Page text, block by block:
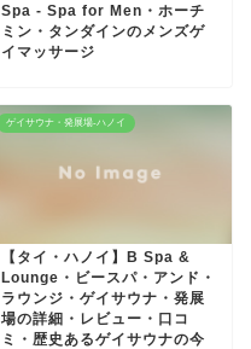
Spa - Spa for Men・ホーチ
ミン・タンダインのメンズゲ
イマッサージ
ゲイサウナ・発展場-ハノイ
【タイ・ハノイ】B Spa &
Lounge・ビースパ・アンド・
ラウンジ・ゲイサウナ・発展
場の詳細・レビュー・口コ
ミ・歴史あるゲイサウナの今